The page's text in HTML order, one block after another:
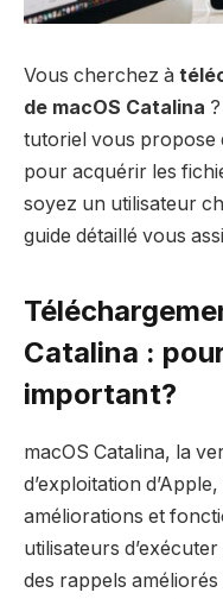
Vous cherchez à
de macOS Catalina
tutoriel vous propose
pour acquérir les
soyez un utilisateur
guide détaillé vous
Catalina :
important?
macOS Catalina, la
d’exploitation
améliorations et
utilisateurs
des rappels